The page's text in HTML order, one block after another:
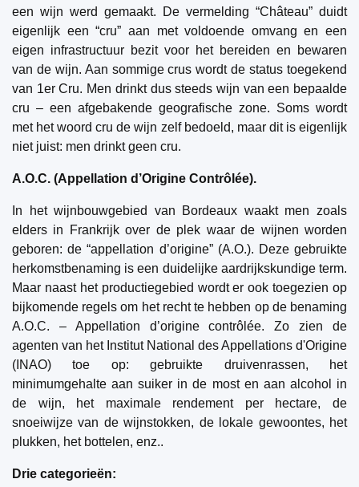
een wijn werd gemaakt. De vermelding “Château” duidt
eigenlijk een “cru” aan met voldoende omvang en een
eigen infrastructuur bezit voor het bereiden en bewaren
van de wijn. Aan sommige crus wordt de status toegekend
van 1er Cru. Men drinkt dus steeds wijn van een bepaalde
cru – een afgebakende geografische zone. Soms wordt
met het woord cru de wijn zelf bedoeld, maar dit is eigenlijk
niet juist: men drinkt geen cru.
A.O.C. (Appellation d’Origine Contrôlée).
In het wijnbouwgebied van Bordeaux waakt men zoals
elders in Frankrijk over de plek waar de wijnen worden
geboren: de “appellation d’origine” (A.O.). Deze gebruikte
herkomstbenaming is een duidelijke aardrijkskundige term.
Maar naast het productiegebied wordt er ook toegezien op
bijkomende regels om het recht te hebben op de benaming
A.O.C. – Appellation d’origine contrôlée. Zo zien de
agenten van het Institut National des Appellations d'Origine
(INAO) toe op: gebruikte druivenrassen, het
minimumgehalte aan suiker in de most en aan alcohol in
de wijn, het maximale rendement per hectare, de
snoeiwijze van de wijnstokken, de lokale gewoontes, het
plukken, het bottelen, enz..
Drie categorieën: